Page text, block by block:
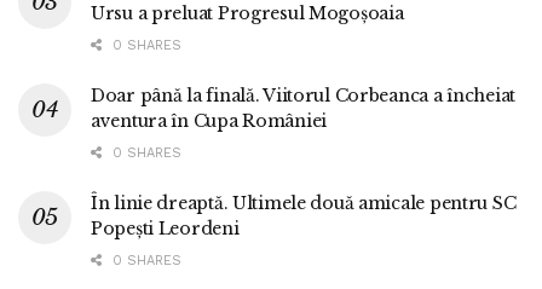
Ursu a preluat Progresul Mogoșoaia
0 SHARES
Doar până la finală. Viitorul Corbeanca a încheiat
aventura în Cupa României
0 SHARES
În linie dreaptă. Ultimele două amicale pentru SC
Popești Leordeni
0 SHARES